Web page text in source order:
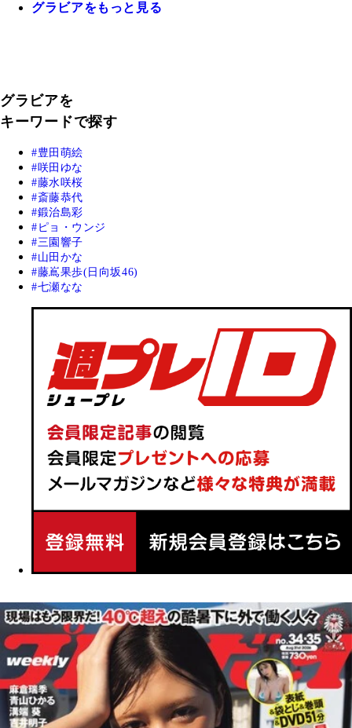
グラビアをもっと見る
グラビアを
キーワードで探す
豊田萌絵
咲田ゆな
藤水咲桜
斎藤恭代
鍛治島彩
ピョ・ウンジ
三園響子
山田かな
藤嶌果歩(日向坂46)
七瀬なな